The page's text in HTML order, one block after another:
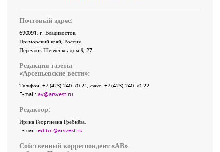
Почтовый адрес:
690091, г. Владивосток,
Приморский край, Россия
Переулок Шевченко, дом 9, 27
Редакция газеты
«Арсеньевские вести»:
Телефон: +7 (423) 240-70-21, факс: +7 (423) 240-70-22
E-mail: av@arsvest.ru
Редактор:
Ирина Георгиевна Гребнёва,
E-mail: editor@arsvest.ru
Собственный корреспондент «АВ»